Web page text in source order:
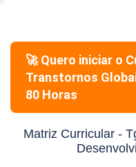
🚀 Quero iniciar o
Transtornos
80 Horas
Matriz Curricular -